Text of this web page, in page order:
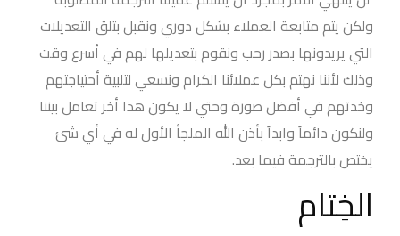
ولكن يتم متابعة العملاء بشكل دوري ونقبل بتلق التعديلات
التي يريدونها بصدر رحب ونقوم بتعديلها لهم في أسرع وقت
وذلك لأننا نهتم بكل عملائنا الكرام ونسعي لتلبية أحتياجتهم
وخدتهم في أفضل صورة وحتي لا يكون هذا أخر تعامل بيننا
ولنكون دائماً وابداً بأذن الله الملجأ الأول له في أي شئ
يختص بالترجمة فيما بعد.
الخِتام